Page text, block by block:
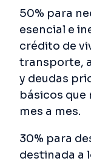
50% para
esencial e
crédito de
transporte,
y deudas
básicos que
mes a mes.
30% para
destinada a